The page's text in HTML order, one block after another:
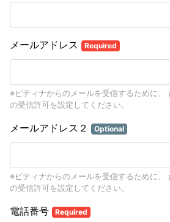
メールアドレス Required
※ピティナからのメールを受信するために
の受信許可を設定してください。
メールアドレス２ Optional
※ピティナからのメールを受信するために
の受信許可を設定してください。
電話番号 Required